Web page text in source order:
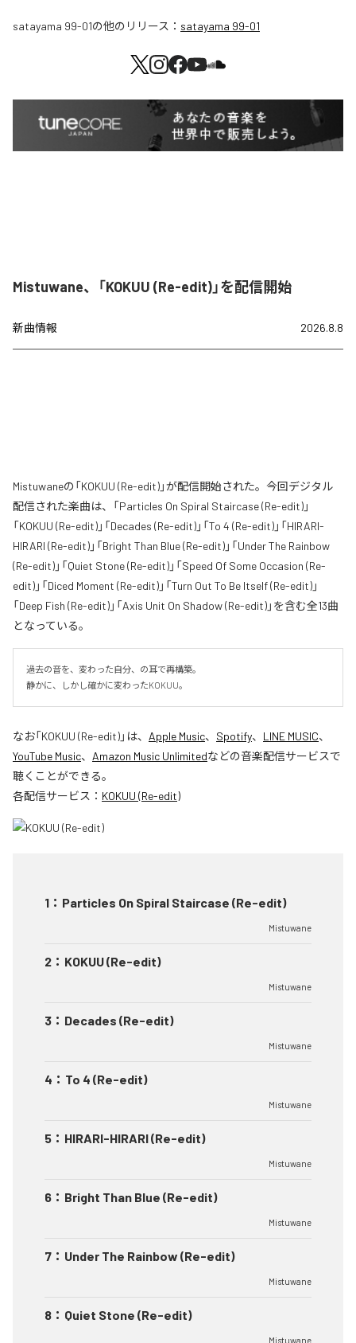
satayama 99-01の他のリリース： satayama 99-01
Mistuwane、「KOKUU (Re-edit)」を配信開始
新曲情報 2026.8.8
Mistuwaneの「KOKUU (Re-edit)」が配信開始された。今回デジタル
配信された楽曲は、「Particles On Spiral Staircase (Re-edit)」
「KOKUU (Re-edit)」「Decades (Re-edit)」「To 4 (Re-edit)」「HIRARI-
HIRARI (Re-edit)」「Bright Than Blue (Re-edit)」「Under The Rainbow
(Re-edit)」「Quiet Stone (Re-edit)」「Speed Of Some Occasion (Re-
edit)」「Diced Moment (Re-edit)」「Turn Out To Be Itself (Re-edit)」
「Deep Fish (Re-edit)」「Axis Unit On Shadow (Re-edit)」を含む全13曲
となっている。
過去の音を、変わった自分、の耳で再構築。
静かに、しかし確かに変わったKOKUU。
なお「KOKUU (Re-edit)」は、 Apple Music、 Spotify、 LINE MUSIC、
YouTube Music、 Amazon Music Unlimitedなどの音楽配信サービスで
聴くことができる。
各配信サービス： KOKUU (Re-edit)
1 ： Particles On Spiral Staircase (Re-edit)
Mistuwane
2 ： KOKUU (Re-edit)
Mistuwane
3 ： Decades (Re-edit)
Mistuwane
4 ： To 4 (Re-edit)
Mistuwane
5 ： HIRARI-HIRARI (Re-edit)
Mistuwane
6 ： Bright Than Blue (Re-edit)
Mistuwane
7 ： Under The Rainbow (Re-edit)
Mistuwane
8 ： Quiet Stone (Re-edit)
Mistuwane